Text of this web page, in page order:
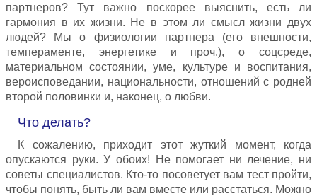
партнеров? Тут важно поскорее выяснить, есть ли
гармония в их жизни. Не в этом ли смысл жизни двух
людей? Мы о физиологии партнера (его внешности,
темпераменте, энергетике и проч.), о соцсреде,
материальном состоянии, уме, культуре и воспитания,
вероисповедании, национальности, отношений с родней
второй половинки и, наконец, о любви.
Что делать?
К сожалению, приходит этот жуткий момент, когда
опускаются руки. У обоих! Не помогает ни лечение, ни
советы специалистов. Кто-то посоветует вам тест пройти,
чтобы понять, быть ли вам вместе или расстаться. Можно